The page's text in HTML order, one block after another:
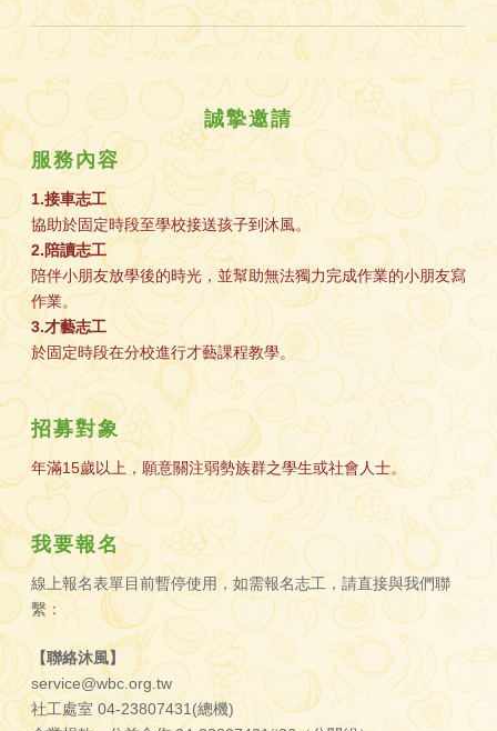
誠摯邀請
服務內容
1.接車志工
2.陪讀志工
3.才藝志工
招募對象
我要報名
線上報名表單目前暫停使用，如需報名志工，請直接與我們聯
繫：
【聯絡沐風】